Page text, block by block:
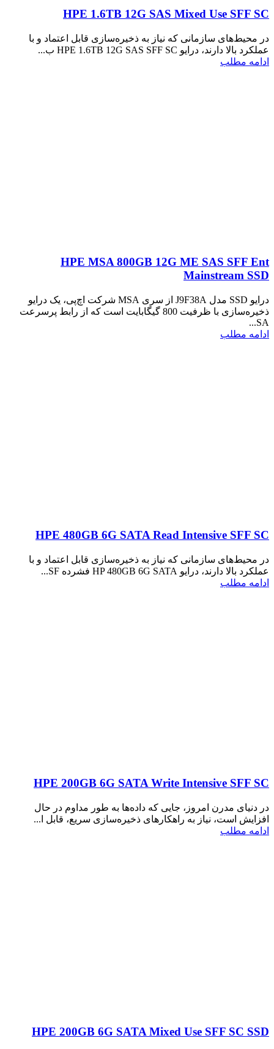
HPE 1.6TB 12G SAS Mixed Use SFF SC
در محیط‌های سازمانی که نیاز به ذخیره‌سازی قابل اعتماد و با
عملکرد بالا دارند، درایو HPE 1.6TB 12G SAS SFF SC ب...
ادامه مطلب
HPE MSA 800GB 12G ME SAS SFF Ent
Mainstream SSD
درایو SSD مدل J9F38A از سری MSA شرکت اچ‌پی، یک درایو
ذخیره‌سازی با ظرفیت 800 گیگابایت است که از رابط پرسرعت
SA...
ادامه مطلب
HPE 480GB 6G SATA Read Intensive SFF SC
در محیط‌های سازمانی که نیاز به ذخیره‌سازی قابل اعتماد و با
عملکرد بالا دارند، درایو HP 480GB 6G SATA فشرده SF...
ادامه مطلب
HPE 200GB 6G SATA Write Intensive SFF SC
در دنیای مدرن امروز، جایی که داده‌ها به طور مداوم در حال
افزایش است، نیاز به راهکارهای ذخیره‌سازی سریع، قابل ا...
ادامه مطلب
HPE 200GB 6G SATA Mixed Use SFF SC SSD